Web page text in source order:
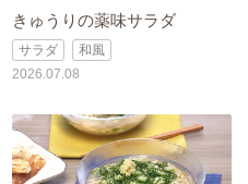
きゅうりの薬味サラダ
サラダ
和風
2026.07.08